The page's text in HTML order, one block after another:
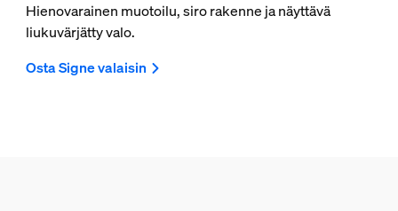
Hienovarainen muotoilu, siro rakenne ja näyttävä
liukuvärjätty valo.
Osta Signe valaisin